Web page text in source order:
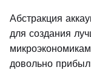
Абстракция
для создания
довольно